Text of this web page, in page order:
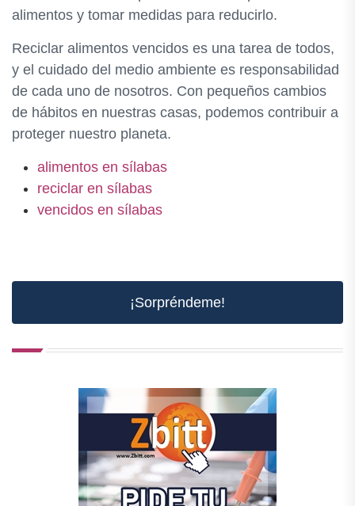
alimentos y tomar medidas para reducirlo.
Reciclar alimentos vencidos es una tarea de todos,
y el cuidado del medio ambiente es responsabilidad
de cada uno de nosotros. Con pequeños cambios
de hábitos en nuestras casas, podemos contribuir a
proteger nuestro planeta.
alimentos en sílabas
reciclar en sílabas
vencidos en sílabas
¡Sorpréndeme!